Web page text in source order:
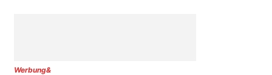
Werbung&